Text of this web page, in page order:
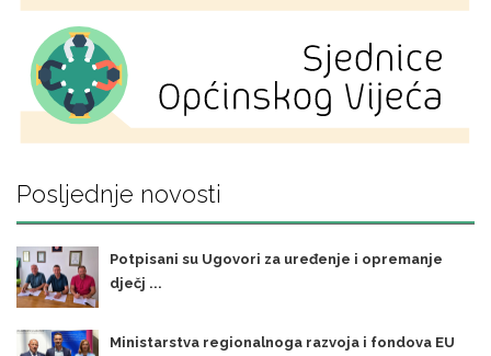
Posljednje novosti
Potpisani su Ugovori za uređenje i opremanje
dječj ...
Ministarstva regionalnoga razvoja i fondova EU